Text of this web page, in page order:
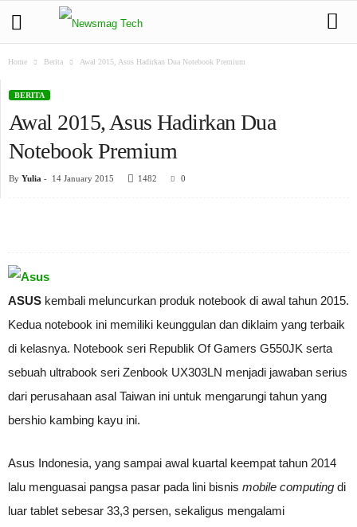
Home Berita Awal 2015, Asus Hadirkan Dua Notebook Premium
BERITA
Awal 2015, Asus Hadirkan Dua
Notebook Premium
By Yulia - 14 January 2015 1482 0
ASUS kembali meluncurkan produk notebook di awal tahun 2015.
Kedua notebook ini memiliki keunggulan dan diklaim yang terbaik
di kelasnya. Notebook seri Republik Of Gamers G550JK serta
sebuah ultrabook seri Zenbook UX303LN menjadi jawaban serius
dari perusahaan asal Taiwan ini untuk mengarungi tahun yang
bershio kambing kayu ini.
Asus Indonesia, yang sampai awal kuartal keempat tahun 2014
lalu menguasai pangsa pasar pada lini bisnis mobile computing di
luar tablet sebesar 33,3 persen, sekaligus mengalami